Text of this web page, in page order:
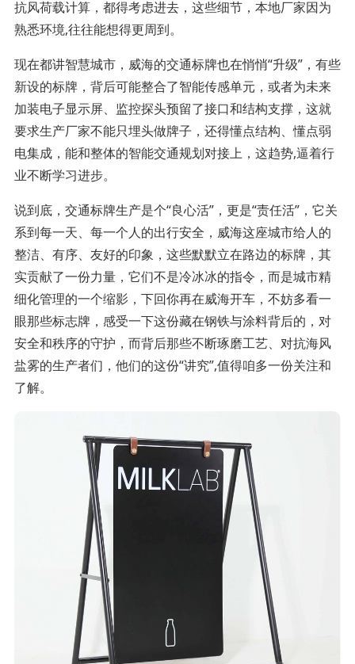
抗风荷载计算，都得考虑进去，这些细节，本地厂家因为
熟悉环境,往往能想得更周到。
现在都讲智慧城市，威海的交通标牌也在悄悄“升级”，有些
新设的标牌，背后可能整合了智能传感单元，或者为未来
加装电子显示屏、监控探头预留了接口和结构支撑，这就
要求生产厂家不能只埋头做牌子，还得懂点结构、懂点弱
电集成，能和整体的智能交通规划对接上，这趋势,逼着行
业不断学习进步。
说到底，交通标牌生产是个“良心活”，更是“责任活”，它关
系到每一天、每一个人的出行安全，威海这座城市给人的
整洁、有序、友好的印象，这些默默立在路边的标牌，其
实贡献了一份力量，它们不是冷冰冰的指令，而是城市精
细化管理的一个缩影，下回你再在威海开车，不妨多看一
眼那些标志牌，感受一下这份藏在钢铁与涂料背后的，对
安全和秩序的守护，而背后那些不断琢磨工艺、对抗海风
盐雾的生产者们，他们的这份“讲究”,值得咱多一份关注和
了解。